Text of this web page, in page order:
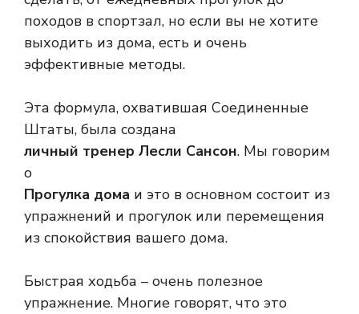
походов в спортзал, но если вы не хотите
выходить из дома, есть и очень
эффективные методы.
Эта формула, охватившая Соединенные
Штаты, была создана
личный тренер Лесли Сансон. Мы говорим
о
Прогулка дома и это в основном состоит из
упражнений и прогулок или перемещения
из спокойствия вашего дома.
Быстрая ходьба – очень полезное
упражнение. Многие говорят, что это